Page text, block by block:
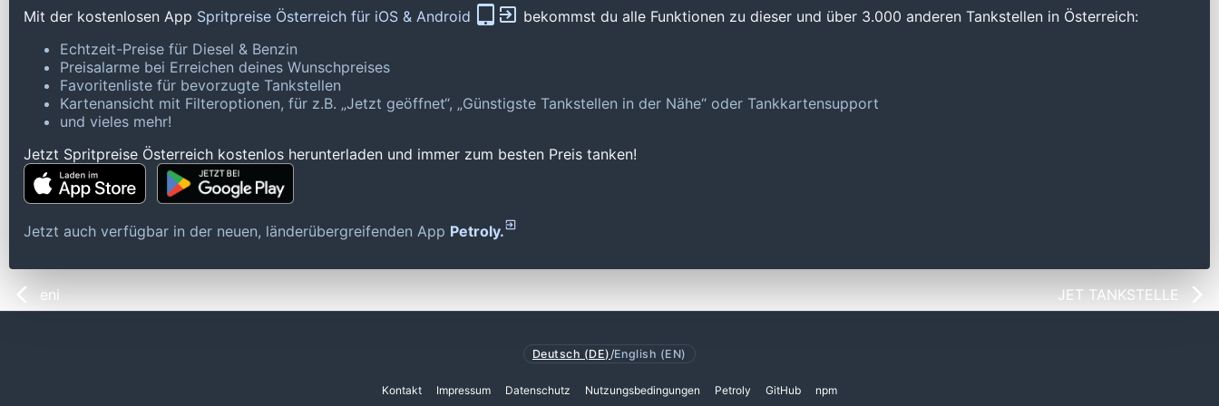
Mit der kostenlosen App Spritpreise Österreich für iOS & Android
bekommst du alle Funktionen zu dieser und über 3.000 anderen Tankstellen in Österreich:
Echtzeit-Preise für Diesel & Benzin
Preisalarme bei Erreichen deines Wunschpreises
Favoritenliste für bevorzugte Tankstellen
Kartenansicht mit Filteroptionen, für z.B. „Jetzt geöffnet“, „Günstigste Tankstellen in der Nähe“ oder Tankkartensupport
und vieles mehr!
Jetzt Spritpreise Österreich kostenlos herunterladen und immer zum besten Preis tanken!
Jetzt auch verfügbar in der neuen, länderübergreifenden App Petroly.
eni JET TANKSTELLE
Deutsch (DE) /English (EN)
Kontakt Impressum Datenschutz Nutzungsbedingungen Petroly GitHub npm